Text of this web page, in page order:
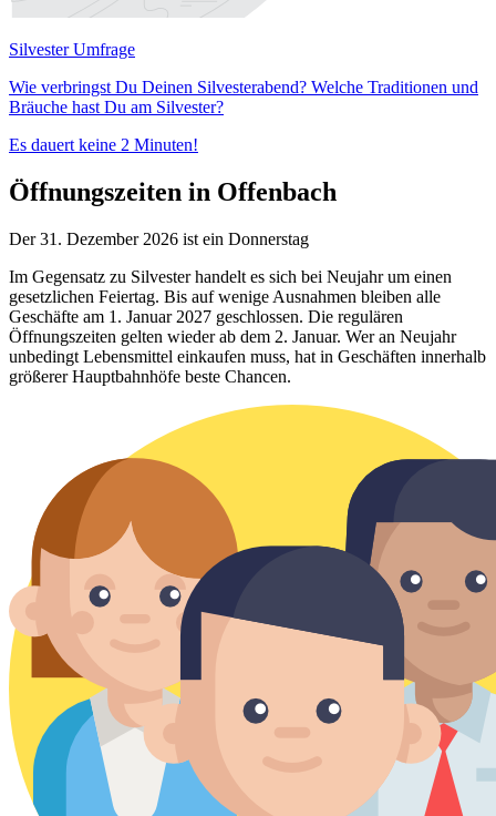
Silvester Umfrage
Wie verbringst Du Deinen Silvesterabend? Welche Traditionen und
Bräuche hast Du am Silvester?
Es dauert keine 2 Minuten!
Öffnungszeiten in Offenbach
Der 31. Dezember 2026 ist ein Donnerstag
Im Gegensatz zu Silvester handelt es sich bei Neujahr um einen
gesetzlichen Feiertag. Bis auf wenige Ausnahmen bleiben alle
Geschäfte am 1. Januar 2027 geschlossen. Die regulären
Öffnungszeiten gelten wieder ab dem 2. Januar. Wer an Neujahr
unbedingt Lebensmittel einkaufen muss, hat in Geschäften innerhalb
größerer Hauptbahnhöfe beste Chancen.